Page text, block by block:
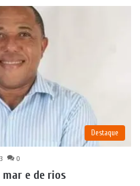
Destaque
0
mar e de rios